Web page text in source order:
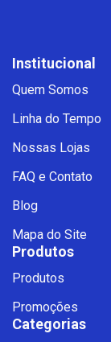
Institucional
Quem Somos
Linha do Tempo
Nossas Lojas
FAQ e Contato
Blog
Mapa do Site
Produtos
Produtos
Promoções
Categorias